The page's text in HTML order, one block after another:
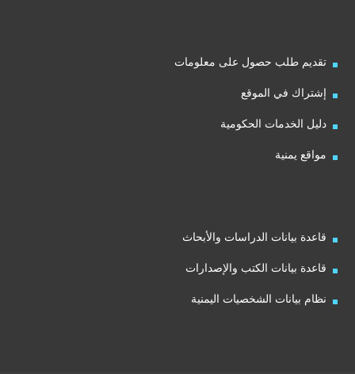
تقديم طلب حصول على معلومات
إشتراك في الموقع
دليل الخدمات الحكومية
مواقع يمنية
قاعدة بيانات الدراسات والأبحاث
قاعدة بيانات الكتب والإصدارات
نظام بيانات الشخصيات اليمنية